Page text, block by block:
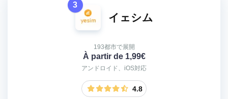
3
イェシム
193都市で展開
À partir de 1,99€
アンドロイド、iOS対応
4.8